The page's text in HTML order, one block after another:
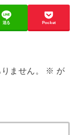
送る Pocket
ません。 ※ が